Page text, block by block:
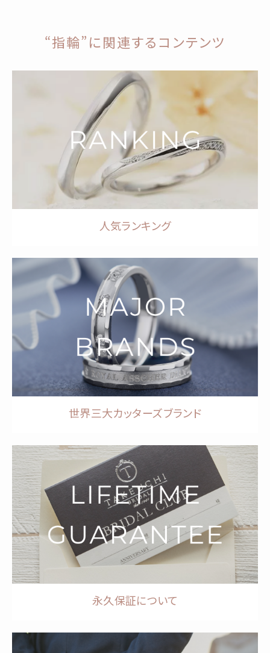
“指輪”に関連するコンテンツ
人気ランキング
世界三大カッターズブランド
永久保証について